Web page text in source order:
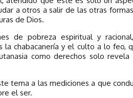
a otros a salir de las otras
de Dios.
de pobreza espiritual y
chabacanería y el culto a lo feo,
como derechos solo revela
tema a las mediciones a que
el ser.